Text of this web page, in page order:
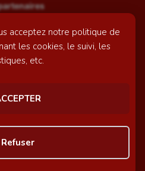
acceptez notre politique de
les cookies, le suivi, les
etc.
Refuser
légales
internet réalisé par
Awelty